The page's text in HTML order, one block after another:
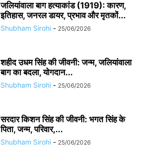
जलियांवाला बाग हत्याकांड (1919): कारण,
इतिहास, जनरल डायर, प्रभाव और मृतकों...
Shubham Sirohi - 25/06/2026
शहीद उधम सिंह की जीवनी: जन्म, जलियांवाला
बाग का बदला, योगदान...
Shubham Sirohi - 25/06/2026
सरदार किशन सिंह की जीवनी: भगत सिंह के
पिता, जन्म, परिवार,...
Shubham Sirohi - 25/06/2026